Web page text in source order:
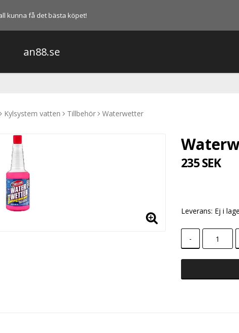
kunna få det bästa köpet!
an88.se
Kylsystem vatten Tillbehör Waterwetter
235 SEK
Leverans: Ej i
-